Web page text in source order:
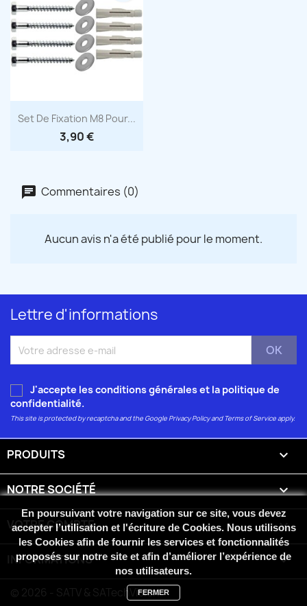
Aperçu rapide
Set De Fixation M8 Pour...
3,90 €
Commentaires (0)
Aucun avis n'a été publié pour le moment.
Lettre d'informations
J'accepte les conditions générales et la politique de
confidentialité.
This site is protected by recaptcha and the GooglePrivacy PolicyandTerms of Serviceapply.
PRODUITS 
NOTRE SOCIÉTÉ 
VOTRE COMPTE 
INFORMATIONS keyboard_arrow_down
En poursuivant votre navigation sur ce site, vous devez
accepter l’utilisation et l'écriture de Cookies. Nous utilisons
les Cookies afin de fournir les services et fonctionnalités
proposés sur notre site et afin d’améliorer l’expérience de
nos utilisateurs.
FERMER
© 2026 - SATV & SATechVision